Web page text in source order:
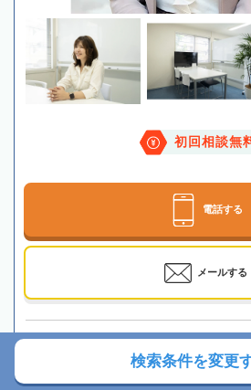
初回相談無
電話する
メールする
最寄駅 京王電鉄「初台駅」徒歩6分
所在地 〒151-0071 東京都渋谷区本
検索条件を変更